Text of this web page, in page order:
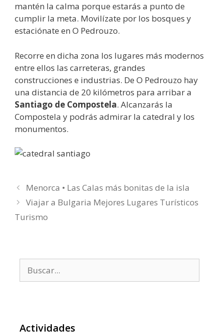
mantén la calma porque estarás a punto de
cumplir la meta. Movilízate por los bosques y
estaciónate en O Pedrouzo.
Recorre en dicha zona los lugares más modernos
entre ellos las carreteras, grandes
construcciones e industrias. De O Pedrouzo hay
una distancia de 20 kilómetros para arribar a
Santiago de Compostela. Alcanzarás la
Compostela y podrás admirar la catedral y los
monumentos.
Menorca • Las Calas más bonitas de la isla
Viajar a Bulgaria Mejores Lugares Turísticos
Turismo
Actividades